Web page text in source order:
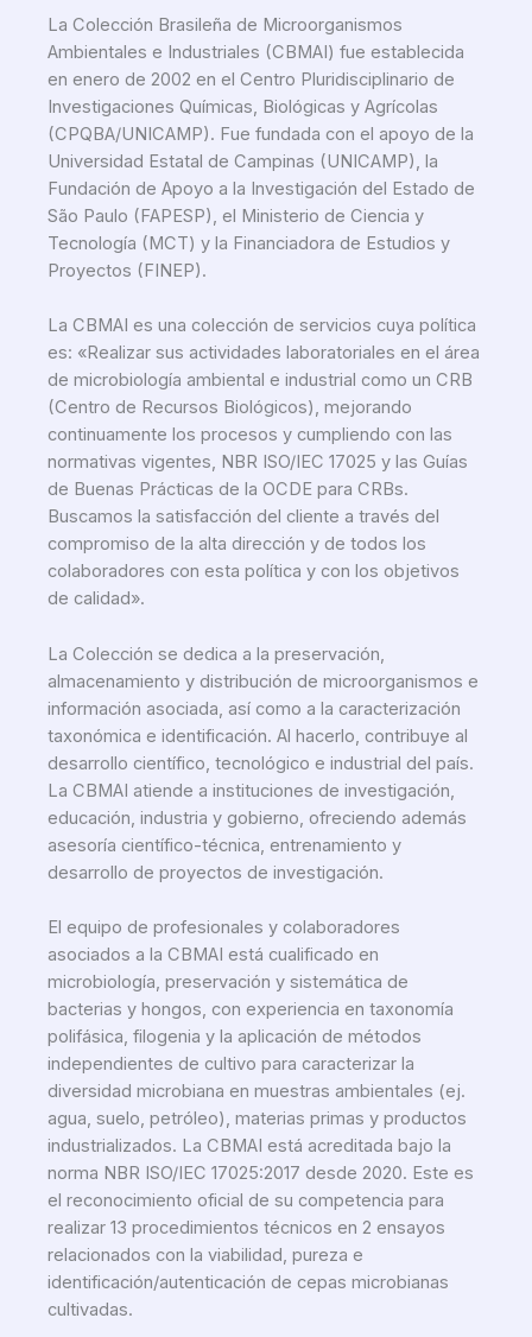
La Colección Brasileña de Microorganismos
Ambientales e Industriales (CBMAI) fue establecida
en enero de 2002 en el Centro Pluridisciplinario de
Investigaciones Químicas, Biológicas y Agrícolas
(CPQBA/UNICAMP). Fue fundada con el apoyo de la
Universidad Estatal de Campinas (UNICAMP), la
Fundación de Apoyo a la Investigación del Estado de
São Paulo (FAPESP), el Ministerio de Ciencia y
Tecnología (MCT) y la Financiadora de Estudios y
Proyectos (FINEP).
La CBMAI es una colección de servicios cuya política
es: «Realizar sus actividades laboratoriales en el área
de microbiología ambiental e industrial como un CRB
(Centro de Recursos Biológicos), mejorando
continuamente los procesos y cumpliendo con las
normativas vigentes, NBR ISO/IEC 17025 y las Guías
de Buenas Prácticas de la OCDE para CRBs.
Buscamos la satisfacción del cliente a través del
compromiso de la alta dirección y de todos los
colaboradores con esta política y con los objetivos
de calidad».
La Colección se dedica a la preservación,
almacenamiento y distribución de microorganismos e
información asociada, así como a la caracterización
taxonómica e identificación. Al hacerlo, contribuye al
desarrollo científico, tecnológico e industrial del país.
La CBMAI atiende a instituciones de investigación,
educación, industria y gobierno, ofreciendo además
asesoría científico-técnica, entrenamiento y
desarrollo de proyectos de investigación.
El equipo de profesionales y colaboradores
asociados a la CBMAI está cualificado en
microbiología, preservación y sistemática de
bacterias y hongos, con experiencia en taxonomía
polifásica, filogenia y la aplicación de métodos
independientes de cultivo para caracterizar la
diversidad microbiana en muestras ambientales (ej.
agua, suelo, petróleo), materias primas y productos
industrializados. La CBMAI está acreditada bajo la
norma NBR ISO/IEC 17025:2017 desde 2020. Este es
el reconocimiento oficial de su competencia para
realizar 13 procedimientos técnicos en 2 ensayos
relacionados con la viabilidad, pureza e
identificación/autenticación de cepas microbianas
cultivadas.